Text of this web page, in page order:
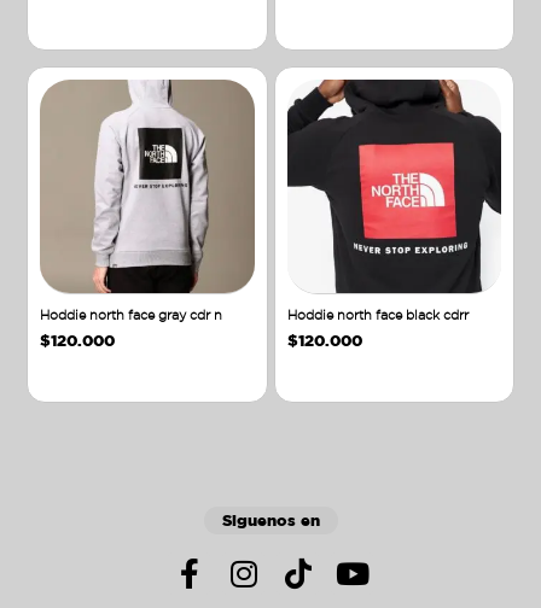
Hoddie north face gray cdr n
$120.000
Hoddie north face black cdrr
$120.000
Siguenos en